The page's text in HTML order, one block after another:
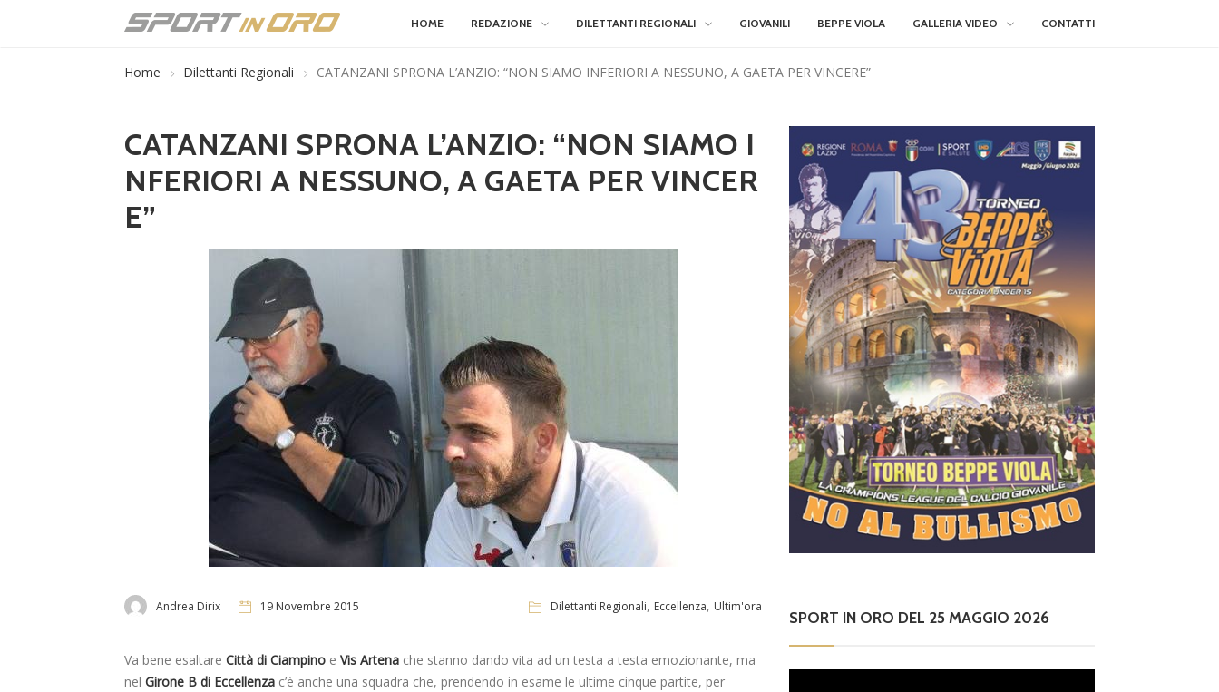
HOME REDAZIONE DILETTANTI REGIONALI GIOVANILI BEPPE VIOLA GALLERIA VIDEO CONTATTI
Home Dilettanti Regionali CATANZANI SPRONA L’ANZIO: “NON SIAMO INFERIORI A NESSUNO, A GAETA PER VINCERE”
CATANZANI SPRONA L’ANZIO: “NON SIAMO I
NFERIORI A NESSUNO, A GAETA PER VINCER
E”
Andrea Dirix 19 Novembre 2015 Dilettanti Regionali, Eccellenza, Ultim'ora
Va bene esaltare Città di Ciampino e Vis Artena che stanno dando vita ad un testa a testa emozionante, ma
nel Girone B di Eccellenza c’è anche una squadra che, prendendo in esame le ultime cinque partite, per
SPORT IN ORO DEL 25 MAGGIO 2026